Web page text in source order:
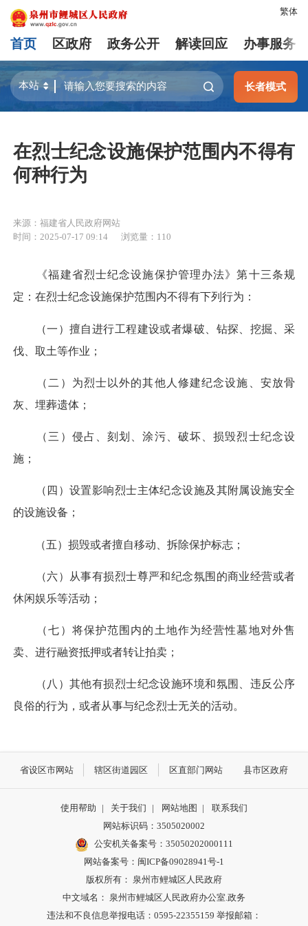
繁体
首页 区政府 政务公开 解读回应 办事服务
长者模式
在烈士纪念设施保护范围内不得有
何种行为
来源：福建省人民政府网站
时间：2025-07-17 09:14
浏览量： 110
《福建省烈士纪念设施保护管理办法》第十三条规
定：在烈士纪念设施保护范围内不得有下列行为：
（一）擅自进行工程建设或者爆破、钻探、挖掘、采
伐、取土等作业；
（二）为烈士以外的其他人修建纪念设施、安放骨
灰、埋葬遗体；
（三）侵占、刻划、涂污、破坏、损毁烈士纪念设
施；
（四）设置影响烈士主体纪念设施及其附属设施安全
的设施设备；
（五）损毁或者擅自移动、拆除保护标志；
（六）从事有损烈士尊严和纪念氛围的商业经营或者
休闲娱乐等活动；
（七）将保护范围内的土地作为经营性墓地对外售
卖、进行融资抵押或者转让拍卖；
（八）其他有损烈士纪念设施环境和氛围、违反公序
良俗的行为，或者从事与纪念烈士无关的活动。
省设区市网站 辖区街道园区 区直部门网站 县市区政府
使用帮助 | 关于我们 | 网站地图 |
联系我们
网站标识码：3505020002
公安机关备案号：35050202000111
网站备案号：闽ICP备09028941号-1
版权所有： 泉州市鲤城区人民政府
中文域名： 泉州市鲤城区人民政府办公室.政务
违法和不良信息举报电话：0595-22355159 举报邮箱：